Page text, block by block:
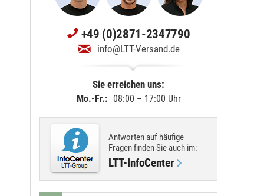
+49 (0)2871-2347790
info@LTT-Versand.de
Sie erreichen uns:
Mo.-Fr.: 08:00 – 17:00 Uhr
Antworten auf häufige
Fragen finden Sie auch im:
LTT-InfoCenter